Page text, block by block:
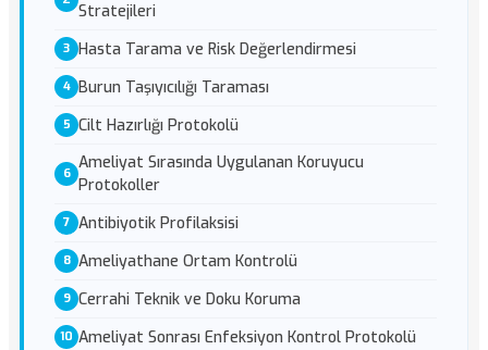
Stratejileri
Hasta Tarama ve Risk Değerlendirmesi
Burun Taşıyıcılığı Taraması
Cilt Hazırlığı Protokolü
Ameliyat Sırasında Uygulanan Koruyucu
Protokoller
Antibiyotik Profilaksisi
Ameliyathane Ortam Kontrolü
Cerrahi Teknik ve Doku Koruma
Ameliyat Sonrası Enfeksiyon Kontrol Protokolü